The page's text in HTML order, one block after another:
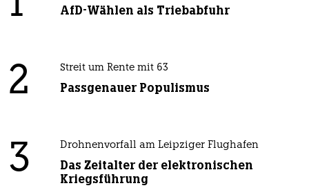
AfD-Wählen als Triebabfuhr
2 Streit um Rente mit 63
Passgenauer Populismus
3 Drohnenvorfall am Leipziger Flughafen
Das Zeitalter der elektronischen
Kriegsführung